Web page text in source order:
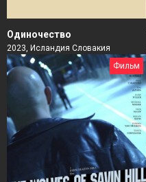
Одиночество
2023, Исландия Словакия
Фильм